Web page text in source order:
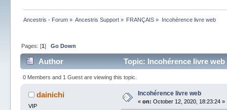
Ancestris - Forum» Ancestris Support » FRANÇAIS » Incohérence livre web
Pages: [1] Go Down
Author Topic: Incohérence livre
0 Members and 1 Guest are viewing this topic.
dainichi
VIP
Incohérence livre web
« on: October 12, 2020, 18:23:24 »